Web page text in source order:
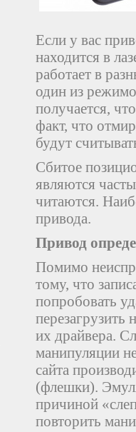
Если у вас
находится в
работает в
один из
получается,
факт, что
будут
Сбитое
являются
читаются.
привода.
Привод
Помимо
тому, что
попробовать
перезагрузить
их драйвера.
манипуляции
сайта
(флешки).
причиной
повторить